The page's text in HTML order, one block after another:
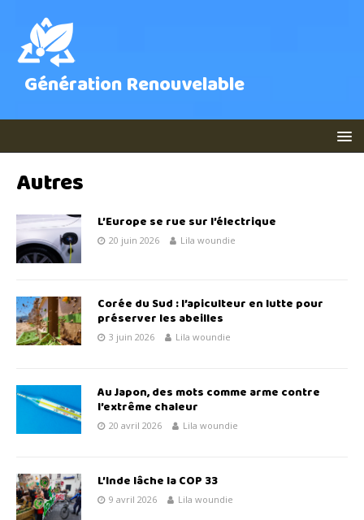
Génération Renouvelable
Autres
L’Europe se rue sur l’électrique
20 juin 2026 Lila woundie
Corée du Sud : l’apiculteur en lutte pour
préserver les abeilles
3 juin 2026 Lila woundie
Au Japon, des mots comme arme contre
l’extrême chaleur
20 avril 2026 Lila woundie
L’Inde lâche la COP 33
9 avril 2026 Lila woundie